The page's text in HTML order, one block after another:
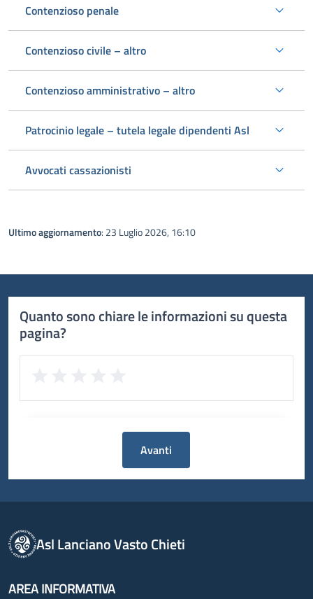
Contenzioso penale
Contenzioso civile – altro
Contenzioso amministrativo – altro
Patrocinio legale – tutela legale dipendenti Asl
Avvocati cassazionisti
Ultimo aggiornamento: 23 Luglio 2026, 16:10
Quanto sono chiare le informazioni su questa
pagina?
Avanti
Asl Lanciano Vasto Chieti
AREA INFORMATIVA